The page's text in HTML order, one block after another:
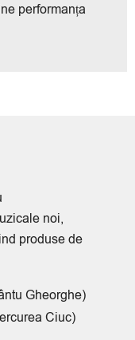
performanța
noi,
produse de
Gheorghe)
Ciuc)